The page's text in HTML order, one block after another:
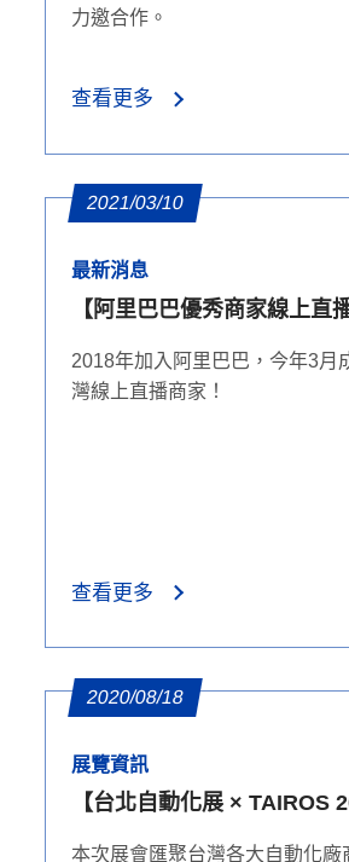
力邀合作。
查看更多
2021/03/10
最新消息
【阿里巴巴優秀商家線上直
2018年加入阿里巴巴，今年3月
灣線上直播商家！
查看更多
2020/08/18
展覽資訊
【台北自動化展 × TAIROS
本次展會匯聚台灣各大自動化廠